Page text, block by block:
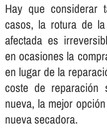
Hay que considerar
casos, la rotura de
afectada es
en ocasiones la
en lugar de la
coste de
nueva, la mejor
nueva secadora.